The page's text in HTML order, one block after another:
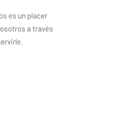
es un placer
a través